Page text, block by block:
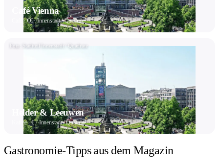
Café Vienna
Café · €€ · Innenstadt / Quadrate
Foto: Stadtteil Innenstadt / Quadrate
Helder & Leeuwen
Kaffee · € · Innenstadt / Quadrate
Gastronomie-Tipps aus dem Magazin